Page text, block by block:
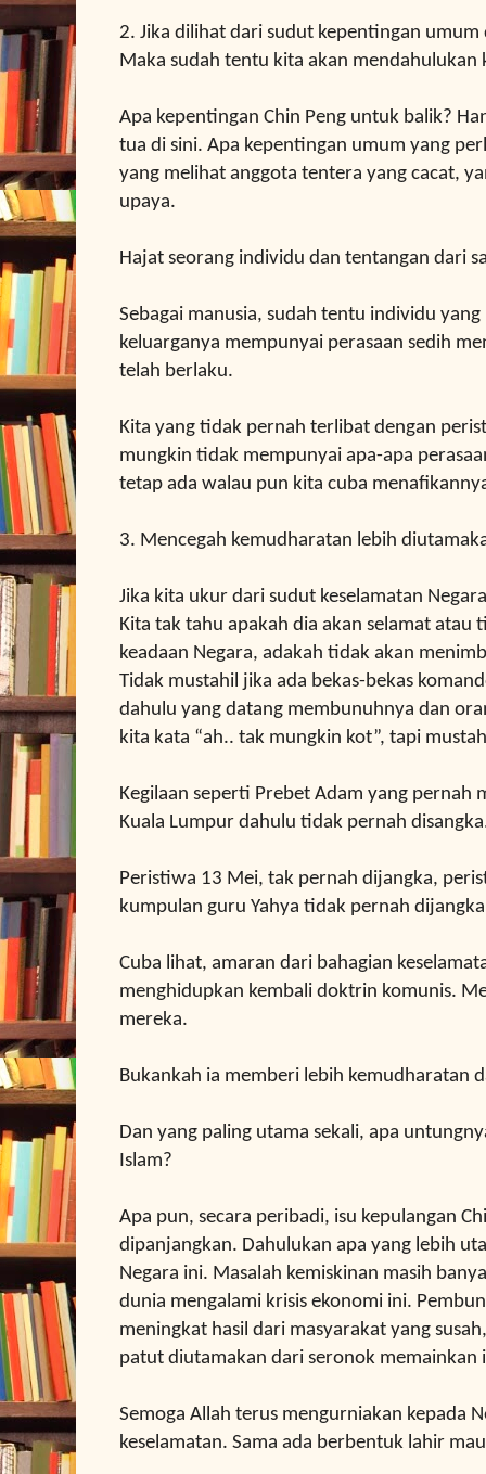
2. Jika dilihat dari sudut kepentingan
Maka sudah tentu kita akan
Apa kepentingan Chin Peng untuk balik?
tua di sini. Apa kepentingan umum yang
yang melihat anggota tentera yang cacat,
upaya.
Hajat seorang individu dan tentangan dari
Sebagai manusia, sudah tentu individu
keluarganya mempunyai perasaan sedih
telah berlaku.
Kita yang tidak pernah terlibat dengan
mungkin tidak mempunyai apa-apa
tetap ada walau pun kita cuba
3. Mencegah kemudharatan lebih
Jika kita ukur dari sudut keselamatan
Kita tak tahu apakah dia akan selamat atau
keadaan Negara, adakah tidak akan
Tidak mustahil jika ada bekas-bekas
dahulu yang datang membunuhnya dan
kita kata “ah.. tak mungkin kot”, tapi
Kegilaan seperti Prebet Adam yang pernah
Kuala Lumpur dahulu tidak pernah
Peristiwa 13 Mei, tak pernah dijangka,
kumpulan guru Yahya tidak pernah
Cuba lihat, amaran dari bahagian
menghidupkan kembali doktrin komunis.
mereka.
Bukankah ia memberi lebih kemudharatan
Dan yang paling utama sekali, apa
Islam?
Apa pun, secara peribadi, isu kepulangan
dipanjangkan. Dahulukan apa yang lebih
Negara ini. Masalah kemiskinan masih
dunia mengalami krisis ekonomi ini.
meningkat hasil dari masyarakat yang
patut diutamakan dari seronok memainkan
Semoga Allah terus mengurniakan kepada
keselamatan. Sama ada berbentuk lahir